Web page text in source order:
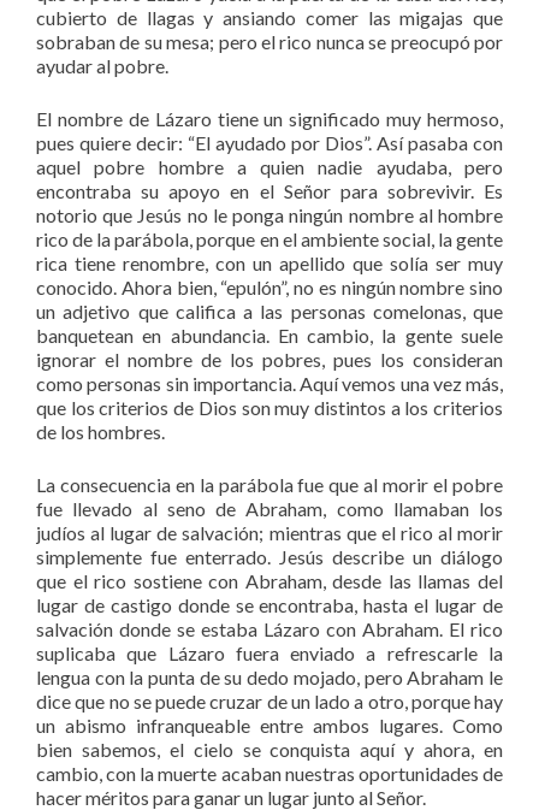
cubierto de llagas y ansiando comer las migajas que
sobraban de su mesa; pero el rico nunca se preocupó por
ayudar al pobre.
El nombre de Lázaro tiene un significado muy hermoso,
pues quiere decir: “El ayudado por Dios”. Así pasaba con
aquel pobre hombre a quien nadie ayudaba, pero
encontraba su apoyo en el Señor para sobrevivir. Es
notorio que Jesús no le ponga ningún nombre al hombre
rico de la parábola, porque en el ambiente social, la gente
rica tiene renombre, con un apellido que solía ser muy
conocido. Ahora bien, “epulón”, no es ningún nombre sino
un adjetivo que califica a las personas comelonas, que
banquetean en abundancia. En cambio, la gente suele
ignorar el nombre de los pobres, pues los consideran
como personas sin importancia. Aquí vemos una vez más,
que los criterios de Dios son muy distintos a los criterios
de los hombres.
La consecuencia en la parábola fue que al morir el pobre
fue llevado al seno de Abraham, como llamaban los
judíos al lugar de salvación; mientras que el rico al morir
simplemente fue enterrado. Jesús describe un diálogo
que el rico sostiene con Abraham, desde las llamas del
lugar de castigo donde se encontraba, hasta el lugar de
salvación donde se estaba Lázaro con Abraham. El rico
suplicaba que Lázaro fuera enviado a refrescarle la
lengua con la punta de su dedo mojado, pero Abraham le
dice que no se puede cruzar de un lado a otro, porque hay
un abismo infranqueable entre ambos lugares. Como
bien sabemos, el cielo se conquista aquí y ahora, en
cambio, con la muerte acaban nuestras oportunidades de
hacer méritos para ganar un lugar junto al Señor.